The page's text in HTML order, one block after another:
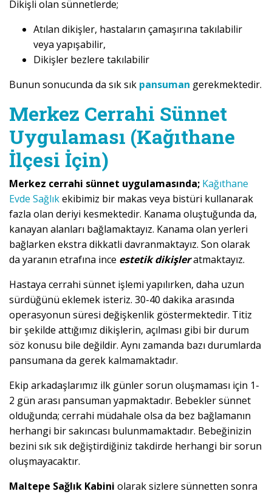
Dikişli olan sünnetlerde;
Atılan dikişler, hastaların çamaşırına takılabilir
veya yapışabilir,
Dikişler bezlere takılabilir
Bunun sonucunda da sık sık pansuman gerekmektedir.
Merkez Cerrahi Sünnet
Uygulaması (Kağıthane
İlçesi İçin)
Merkez cerrahi sünnet uygulamasında; Kağıthane
Evde Sağlıkekibimiz bir makas veya bistüri kullanarak
fazla olan deriyi kesmektedir. Kanama oluştuğunda da,
kanayan alanları bağlamaktayız. Kanama olan yerleri
bağlarken ekstra dikkatli davranmaktayız. Son olarak
da yaranın etrafına ince estetik dikişleratmaktayız.
Hastaya cerrahi sünnet işlemi yapılırken, daha uzun
sürdüğünü eklemek isteriz. 30-40 dakika arasında
operasyonun süresi değişkenlik göstermektedir. Titiz
bir şekilde attığımız dikişlerin, açılması gibi bir durum
söz konusu bile değildir. Aynı zamanda bazı durumlarda
pansumana da gerek kalmamaktadır.
Ekip arkadaşlarımız ilk günler sorun oluşmaması için 1-
2 gün arası pansuman yapmaktadır. Bebekler sünnet
olduğunda; cerrahi müdahale olsa da bez bağlamanın
herhangi bir sakıncası bulunmamaktadır. Bebeğinizin
bezini sık sık değiştirdiğiniz takdirde herhangi bir sorun
oluşmayacaktır.
Maltepe Sağlık Kabini olarak sizlere sünnetten sonra